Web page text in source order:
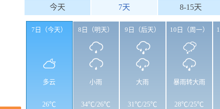
今天 7天 8-15天
7日（今天）
多云
26℃
8日（明天）
小雨
34℃/26℃
9日（后天）
大雨
31℃/25℃
10日（周一）
暴雨转大雨
28℃/25℃